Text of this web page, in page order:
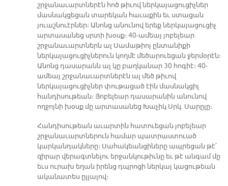
շրջանաւարտներէն հոծ թիւով ներկայացուցիչներ
մասնակցեցան տարեկան հաւաքին եւ ստացան
յուաշնուէրներ։ Անոնց անունով երեք ներկայացուցիչ
արտասանեց սրտի խօսք։ 40-ամեայ յոբելեար
շրջանաւարտներն ալ Սամաթիոյ ընտանիքի
ներկայացուցիչներուն կողմէ մեծարուեցան ջերմօրէն։
Անոնց դասարանն ալ կը բաղկանար 30 հոգիէ։ 40-
ամեայ շրջանաւարտներէն ալ մեծ թիւով
ներկայացուցիչներ փութացած էին մասնակցիլ
հանդիսութեան։ Յոբելեար դասարանին անունով
ողջոյնի խօսք մը արտասանեց Խաչիկ Սրկ. Սարըլը։
Հանդիսութեան աւարտին հատուեցան յոբելեար
շրջանաւարտներուն համար պատրաստուած
կարկանդակները։ Սահակեանցիները ապրեցան թէ՛
զիրար վերագտնելու երջանկութիւնը եւ թէ անգամ մը
եւս ուրախ եղան իրենց դպրոցի ներկայ կացութեան
ականատես ըլլալով։